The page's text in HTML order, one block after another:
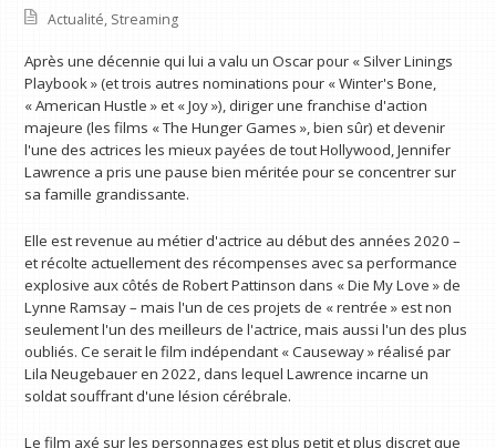
Actualité, Streaming
Après une décennie qui lui a valu un Oscar pour « Silver Linings
Playbook » (et trois autres nominations pour « Winter's Bone,
« American Hustle » et « Joy »), diriger une franchise d'action
majeure (les films « The Hunger Games », bien sûr) et devenir
l'une des actrices les mieux payées de tout Hollywood, Jennifer
Lawrence a pris une pause bien méritée pour se concentrer sur
sa famille grandissante.
Elle est revenue au métier d'actrice au début des années 2020 –
et récolte actuellement des récompenses avec sa performance
explosive aux côtés de Robert Pattinson dans « Die My Love » de
Lynne Ramsay – mais l'un de ces projets de « rentrée » est non
seulement l'un des meilleurs de l'actrice, mais aussi l'un des plus
oubliés. Ce serait le film indépendant « Causeway » réalisé par
Lila Neugebauer en 2022, dans lequel Lawrence incarne un
soldat souffrant d'une lésion cérébrale.
Le film axé sur les personnages est plus petit et plus discret que